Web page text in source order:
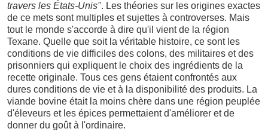
travers les États-Unis". Les théories sur les origines exactes
de ce mets sont multiples et sujettes à controverses. Mais
tout le monde s'accorde à dire qu'il vient de la région
Texane. Quelle que soit la véritable histoire, ce sont les
conditions de vie difficiles des colons, des militaires et des
prisonniers qui expliquent le choix des ingrédients de la
recette originale. Tous ces gens étaient confrontés aux
dures conditions de vie et à la disponibilité des produits. La
viande bovine était la moins chère dans une région peuplée
d'éleveurs et les épices permettaient d'améliorer et de
donner du goût à l'ordinaire.